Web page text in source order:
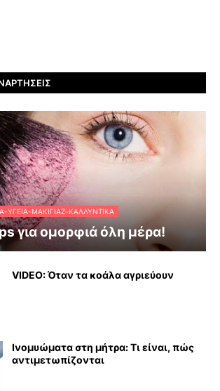
ΥΓΕΊΑ-ΜΑΚΙΓΙΆΖ-ΚΑΛΛΥΝΤΙΚΆ
για ομορφιά όλη μέρα!
VIDEO: Όταν τα κοάλα αγριεύουν
Ινομυώματα στη μήτρα: Τι είναι, πώς
αντιμετωπίζονται